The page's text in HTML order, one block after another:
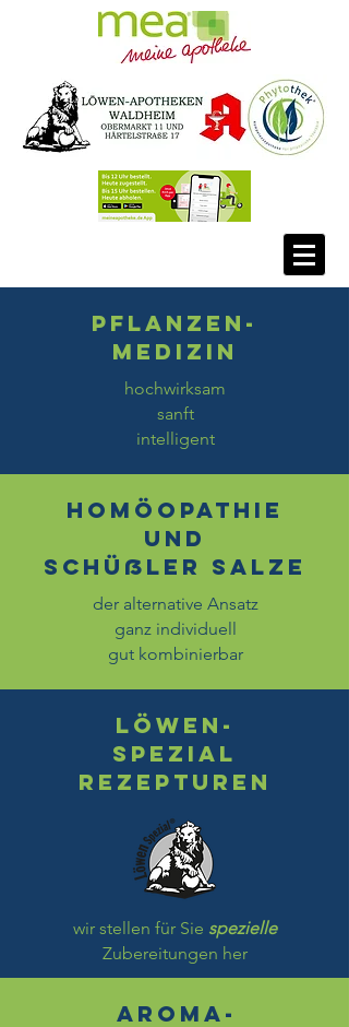
Pflanzen-
medizin
hochwirksam
sanft
intelligent
Homöopathie
und
Schüßler Salze
der alternative Ansatz
ganz individuell
gut kombinierbar
Löwen-
Spezial
Rezepturen
wir stellen für Sie spezielle
Zubereitungen her
Aroma-